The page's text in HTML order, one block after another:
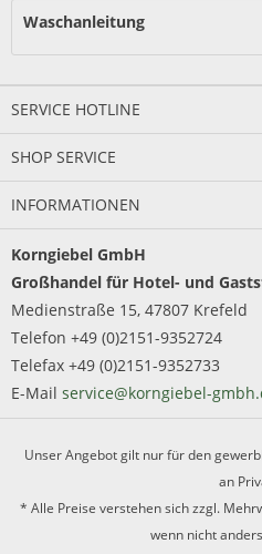
Waschanleitung
SERVICE HOTLINE
SHOP SERVICE
INFORMATIONEN
Korngiebel GmbH
Großhandel für Hotel- und
Medienstraße 15, 47807 Krefeld
Telefon +49 (0)2151-9352724
Telefax +49 (0)2151-9352733
E-Mail service@korngiebel-
Unser Angebot gilt nur für den
an
* Alle Preise verstehen sich zzgl.
wenn nicht